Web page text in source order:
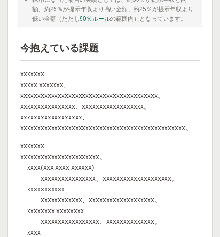
額、約25％が提示年収より高い金額、約25％が提示年収より
低い金額（ただし90％ルールの範囲内）となっています。
今抱えている課題
xxxxxxx
xxxxx xxxxxxx、
xxxxxxxxxxxxxxxxxxxxxxxxxxxxxxxxxxxxxxxx。
xxxxxxxxxxxxxxxx、xxxxxxxxxxxxxxxxxx。
xxxxxxxxxxxxxxxxxx、
xxxxxxxxxxxxxxxxxxxxxxxxxxxxxxxxxxxxxxxxxxxxxxxx。
xxxxxxx
xxxxxxxxxxxxxxxxxxxxxxx。
xxxx(xxx xxxx xxxxxx)
xxxxxxxxxxxxxxxx、xxxxxxxxxxxxxxxxxxxx。
xxxxxxxxxxx
xxxxxxxxxxxx、xxxxxxxxxxxxxxxxxxx。
xxxxxxxx xxxxxxxx
xxxxxxxxxxxxxxxxx、xxxxxxxxxxxxxx。
xxxx